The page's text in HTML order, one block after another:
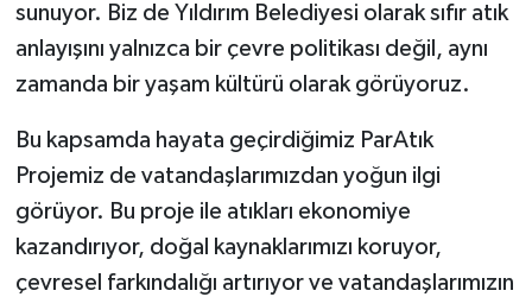
sunuyor. Biz de Yıldırım Belediyesi olarak sıfır atık
anlayışını yalnızca bir çevre politikası değil, aynı
zamanda bir yaşam kültürü olarak görüyoruz.
Bu kapsamda hayata geçirdiğimiz ParAtık
Projemiz de vatandaşlarımızdan yoğun ilgi
görüyor. Bu proje ile atıkları ekonomiye
kazandırıyor, doğal kaynaklarımızı koruyor,
çevresel farkındalığı artırıyor ve vatandaşlarımızın